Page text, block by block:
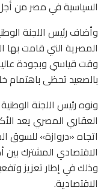
السياسية في مصر من
وأضاف رئيس اللجنة
المصرية التي قامت بها
وقت قياسي وبجودة
بالصعيد تحظى
ونوه رئيس اللجنة
العقاري المصري يعد
اتجاه «دروازة»
الاقتصادي المشترك بين
وذلك في إطار تعزيز
الاقتصادية.